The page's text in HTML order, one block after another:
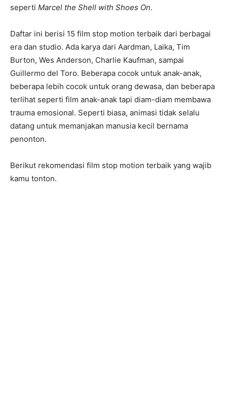
seperti Marcel the Shell with Shoes On.
Daftar ini berisi 15 film stop motion terbaik dari berbagai
era dan studio. Ada karya dari Aardman, Laika, Tim
Burton, Wes Anderson, Charlie Kaufman, sampai
Guillermo del Toro. Beberapa cocok untuk anak-anak,
beberapa lebih cocok untuk orang dewasa, dan beberapa
terlihat seperti film anak-anak tapi diam-diam membawa
trauma emosional. Seperti biasa, animasi tidak selalu
datang untuk memanjakan manusia kecil bernama
penonton.
Berikut rekomendasi film stop motion terbaik yang wajib
kamu tonton.